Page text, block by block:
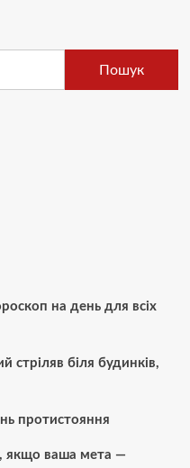
Пошук
на день для всіх
стріляв біля будинків,
протистояння
якщо ваша мета —